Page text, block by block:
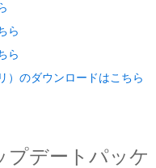
ら
ら
）のダウンロードはこちら
プデートパッケ